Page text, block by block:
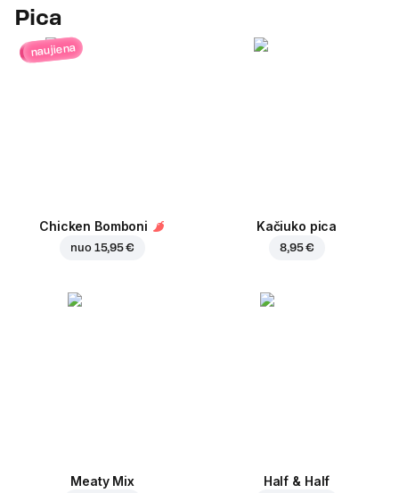
Pica
naujiena
Chicken Bomboni
nuo 15,95 €
Kačiuko pica
8,95 €
Meaty Mix Half & Half